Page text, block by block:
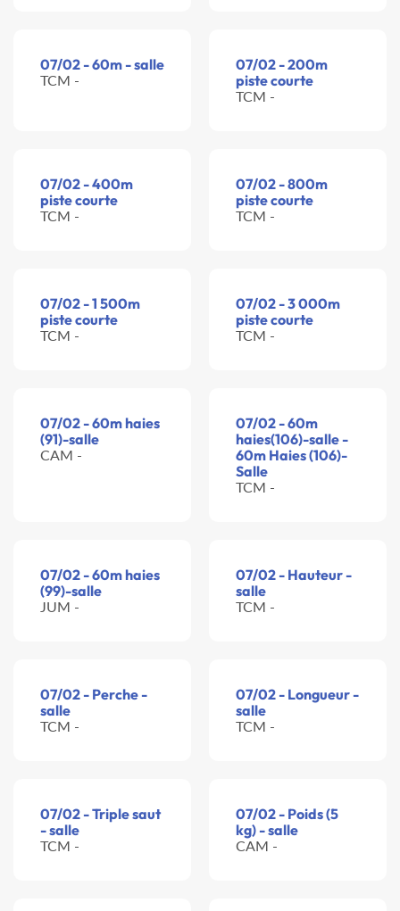
07/02 - 60m - salle
TCM -
07/02 - 200m
piste courte
TCM -
07/02 - 400m
piste courte
TCM -
07/02 - 800m
piste courte
TCM -
07/02 - 1 500m
piste courte
TCM -
07/02 - 3 000m
piste courte
TCM -
07/02 - 60m haies
(91)-salle
CAM -
07/02 - 60m
haies(106)-salle -
60m Haies (106)-
Salle
TCM -
07/02 - 60m haies
(99)-salle
JUM -
07/02 - Hauteur -
salle
TCM -
07/02 - Perche -
salle
TCM -
07/02 - Longueur -
salle
TCM -
07/02 - Triple saut
- salle
TCM -
07/02 - Poids (5
kg) - salle
CAM -